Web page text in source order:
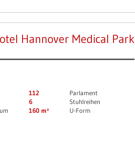
Hannover Medical Park
112
6
160 m²
Parlament
Stuhlreihen
U-Form